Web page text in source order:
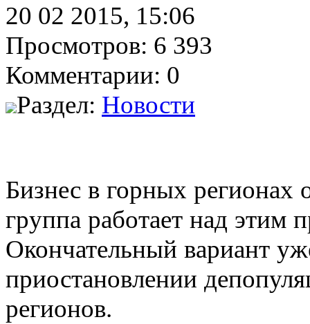
20 02 2015, 15:06
Просмотров: 6 393
Комментарии: 0
Раздел: Новости
Бизнес в горных регионах
группа работает над этим
Окончательный вариант
приостановлении
регионов.